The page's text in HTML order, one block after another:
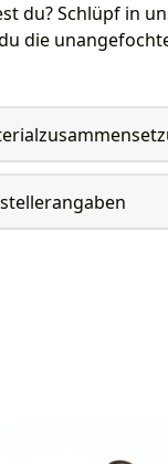
du? Schlüpf in
die